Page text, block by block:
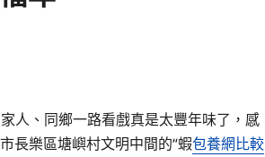
家人、同鄉一路看戲真是太豐年味了，感
長樂區塘嶼村文明中間的“蝦包養網比較